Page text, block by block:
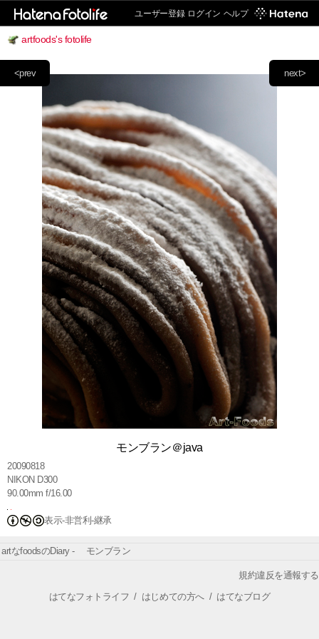
ユーザー登録 ログイン ヘルプ
artfoods's fotolife
next>
<prev
モンブラン＠java
20090818
NIKON D300
90.00mm f/16.00
表示-非営利-継承
artなfoodsのDiary - モンブラン
規約違反を通報する
はてなフォトライフ / はじめての方へ/ はてなブログ